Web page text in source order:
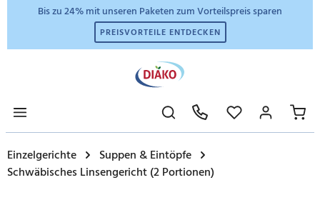
Bis zu 24% mit unseren Paketen zum Vorteilspreis sparen
PREISVORTEILE ENTDECKEN
Einzelgerichte
Suppen & Eintöpfe
Schwäbisches Linsengericht (2 Portionen)